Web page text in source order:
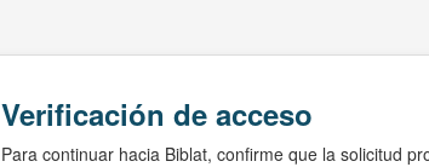
Verificación de acceso
Para continuar hacia Biblat, confirme que la solicitud